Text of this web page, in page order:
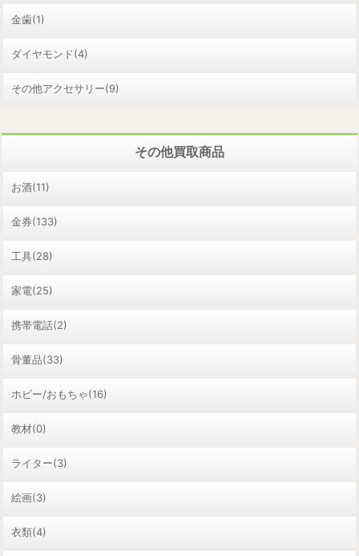
金歯(1)
ダイヤモンド(4)
その他アクセサリー(9)
その他買取商品
お酒(11)
金券(133)
工具(28)
家電(25)
携帯電話(2)
骨董品(33)
ホビー/おもちゃ(16)
教材(0)
ライター(3)
絵画(3)
衣類(4)